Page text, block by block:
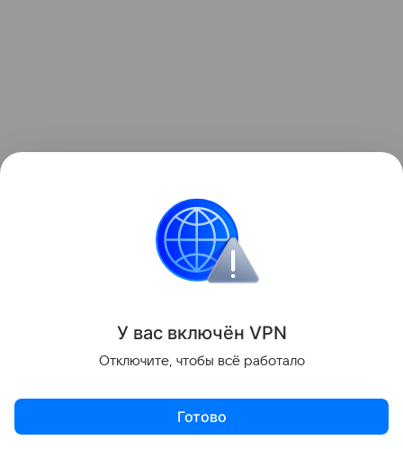
«Данная информация носит исключительно
информационный (ознакомительный) характер
и не является индивидуальной инвестиционной
У вас включён VPN
Отключите, чтобы всё работало
Готово